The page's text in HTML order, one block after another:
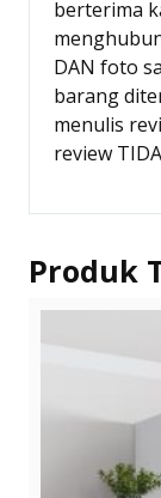
berterima
DAN foto
barang
menulis
review
Produk